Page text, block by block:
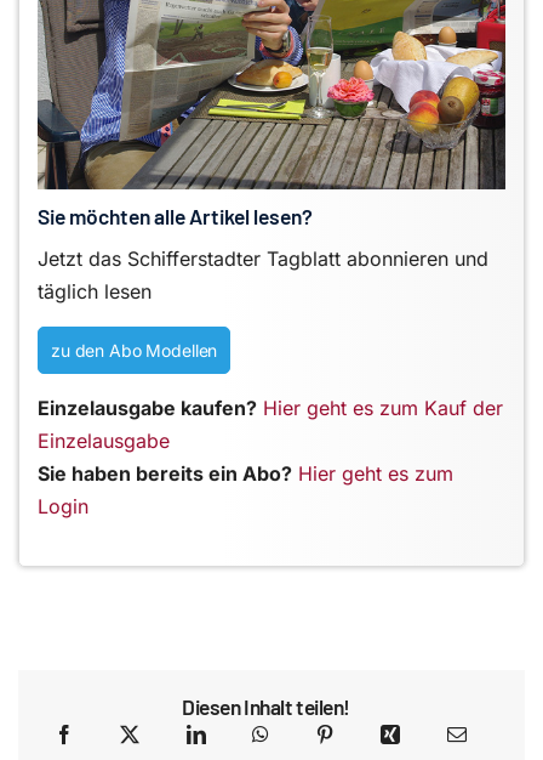
Sie möchten alle Artikel lesen?
Jetzt das Schifferstadter Tagblatt abonnieren und
täglich lesen
zu den Abo Modellen
Einzelausgabe kaufen? Hier geht es zum Kauf der
Einzelausgabe
Sie haben bereits ein Abo? Hier geht es zum
Login
Diesen Inhalt teilen!